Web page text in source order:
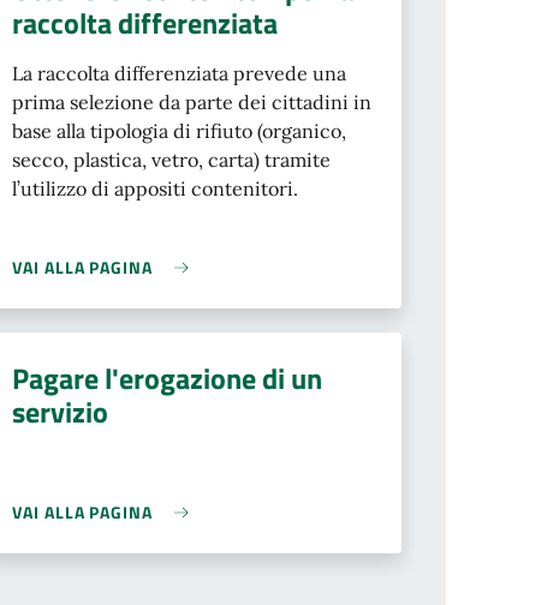
raccolta differenziata
La raccolta differenziata prevede una
prima selezione da parte dei cittadini in
base alla tipologia di rifiuto (organico,
secco, plastica, vetro, carta) tramite
l’utilizzo di appositi contenitori.
VAI ALLA PAGINA
Pagare l'erogazione di un
servizio
VAI ALLA PAGINA